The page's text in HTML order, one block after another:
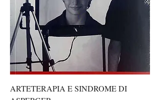
ARTETERAPIA E SINDROME DI